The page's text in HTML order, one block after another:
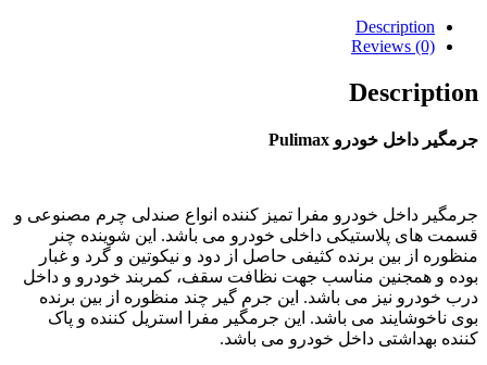
Description
Reviews (0)
Description
جرمگیر داخل خودرو Pulimax
جرمگیر داخل خودرو مفرا تمیز کننده انواع صندلی چرم مصنوعی و
قسمت های پلاستیکی داخلی خودرو می باشد. این شوینده چنر
منظوره از بین برنده کثیفی حاصل از دود و نیکوتین و گرد و غبار
بوده و همجنین مناسب جهت نظافت سقف، کمربند خودرو و داخل
درب خودرو نیز می باشد. این جرم گیر چند منظوره از بین برنده
بوی ناخوشایند می باشد. این جرمگیر مفرا استریل کننده و پاک
کننده بهداشتی داخل خودرو می باشد.